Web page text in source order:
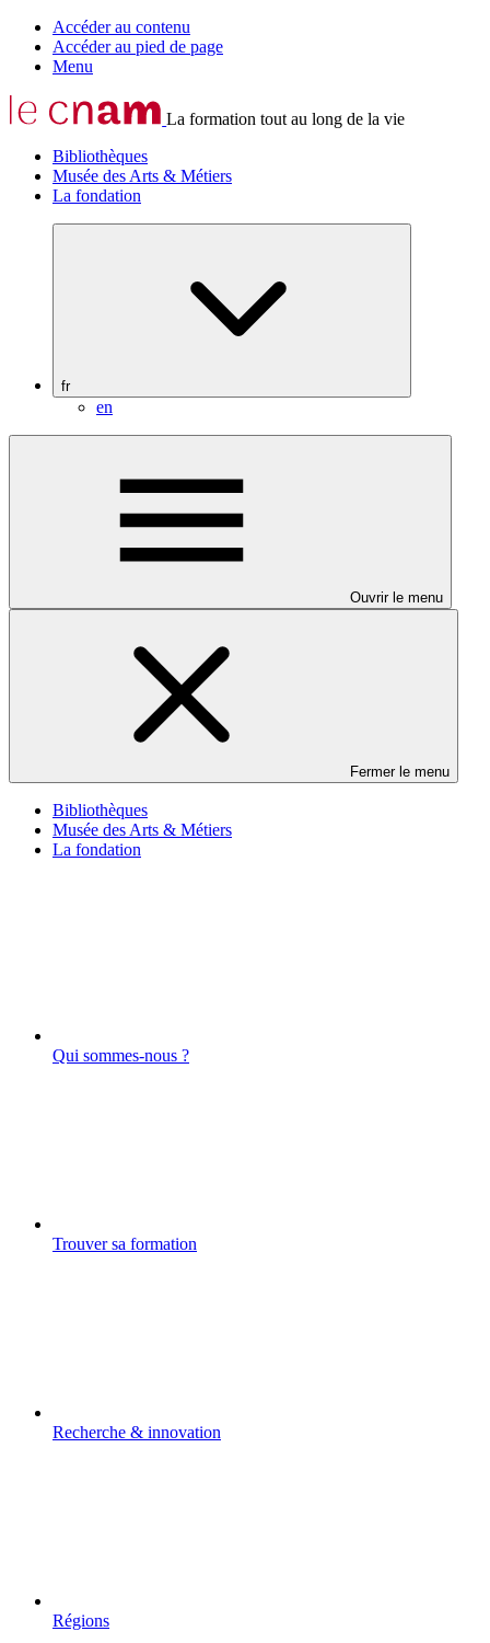
Accéder au contenu
Accéder au pied de page
Menu
La formation tout au long de la vie
Bibliothèques
Musée des Arts & Métiers
La fondation
fr
en
Ouvrir le menu
Fermer le menu
Bibliothèques
Musée des Arts & Métiers
La fondation
Qui sommes-nous ?
Trouver sa formation
Recherche & innovation
Régions